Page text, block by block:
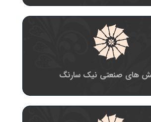
های صنعتی نیک سارنگ